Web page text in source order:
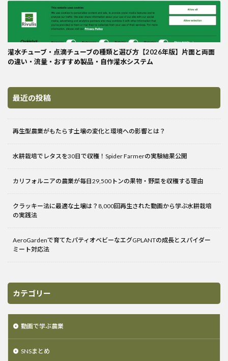
灌水チューブ・点滴チューブの種類と選び方【2026年版】片面と両面
の違い・流量・おすすめ製品・自作灌水システム
最近の投稿
再生型農業がもたらす土壌の変化と環境への影響とは？
水耕栽培でレタスを30日で収穫！Spider Farmerの実験結果公開
カリフォルニアの農業が毎日29,500トンの果物・野菜を収穫する理由
クラッキー法に最適な土壌は？8,000回再生された動画から学ぶ水耕栽培
の実践法
AeroGardenで育てたパティオベビーなエグGPLANTの成長とスパイダー
ミート対応法
カテゴリー
動画で学ぶ農業
SNSまとめ